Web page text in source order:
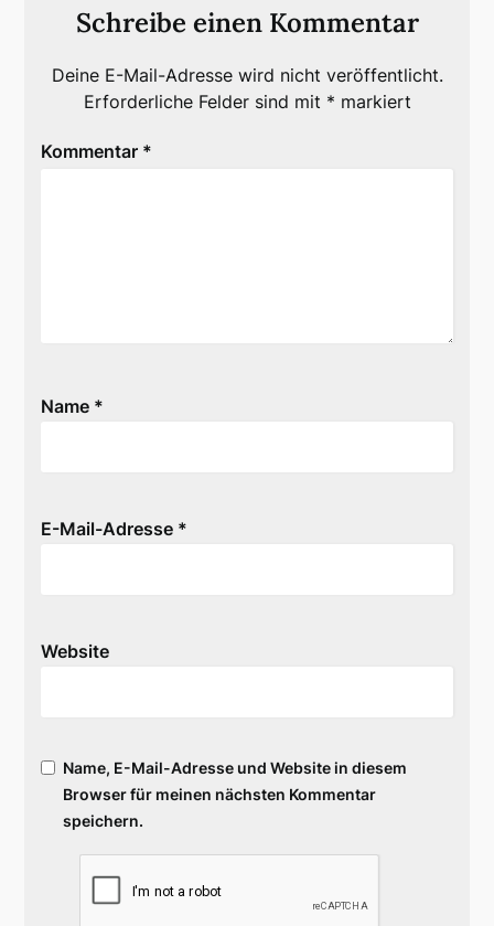
Schreibe einen Kommentar
Deine E-Mail-Adresse wird nicht veröffentlicht.
Erforderliche Felder sind mit * markiert
Kommentar *
Name *
E-Mail-Adresse *
Website
Name, E-Mail-Adresse und Website in diesem
Browser für meinen nächsten Kommentar
speichern.